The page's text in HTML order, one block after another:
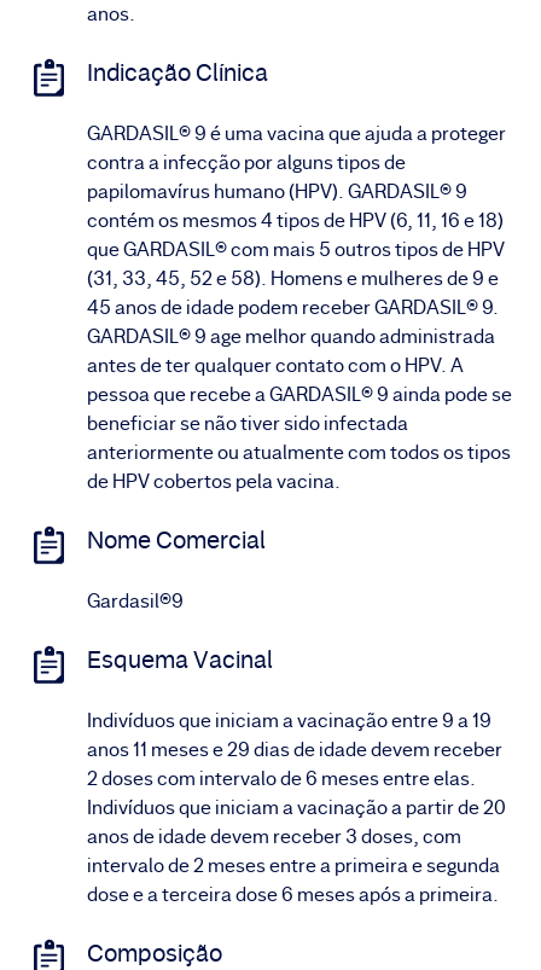
anos.
Indicação Clínica
GARDASIL® 9 é uma vacina que ajuda a proteger
contra a infecção por alguns tipos de
papilomavírus humano (HPV). GARDASIL® 9
contém os mesmos 4 tipos de HPV (6, 11, 16 e 18)
que GARDASIL® com mais 5 outros tipos de HPV
(31, 33, 45, 52 e 58). Homens e mulheres de 9 e
45 anos de idade podem receber GARDASIL® 9.
GARDASIL® 9 age melhor quando administrada
antes de ter qualquer contato com o HPV. A
pessoa que recebe a GARDASIL® 9 ainda pode se
beneficiar se não tiver sido infectada
anteriormente ou atualmente com todos os tipos
de HPV cobertos pela vacina.
Nome Comercial
Gardasil®9
Esquema Vacinal
Indivíduos que iniciam a vacinação entre 9 a 19
anos 11 meses e 29 dias de idade devem receber
2 doses com intervalo de 6 meses entre elas.
Indivíduos que iniciam a vacinação a partir de 20
anos de idade devem receber 3 doses, com
intervalo de 2 meses entre a primeira e segunda
dose e a terceira dose 6 meses após a primeira.
Composição